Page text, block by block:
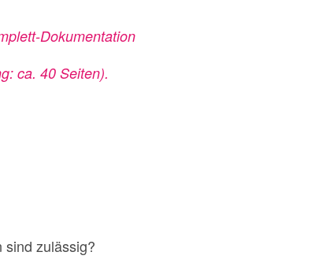
Dokumentation
ca. 40 Seiten).
sind zulässig?